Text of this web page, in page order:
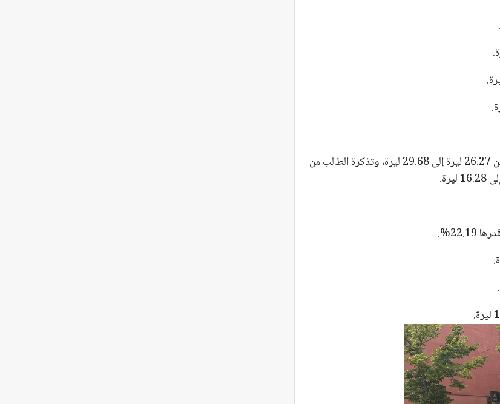
– إذا جرى التنقل عبر جميع المحطات: ارتفعت التذكرة العادية من 26.27 ليرة إلى 29.68 ليرة، وتذكرة الطالب من